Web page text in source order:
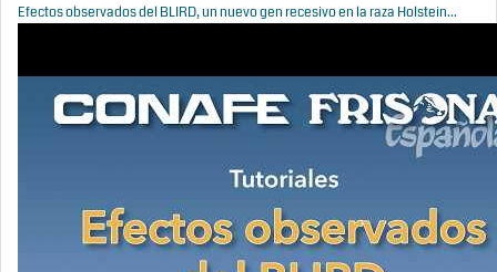
Efectos observados del BLIRD, un nuevo gen recesivo en la raza Holstein...